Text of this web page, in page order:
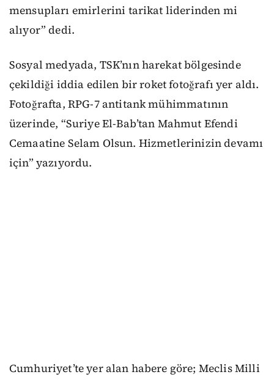
mensupları emirlerini tarikat liderinden mi
alıyor” dedi.
Sosyal medyada, TSK’nın harekat bölgesinde
çekildiği iddia edilen bir roket fotoğrafı yer aldı.
Fotoğrafta, RPG-7 antitank mühimmatının
üzerinde, “Suriye El-Bab’tan Mahmut Efendi
Cemaatine Selam Olsun. Hizmetlerinizin devamı
için” yazıyordu.
Cumhuriyet’te yer alan habere göre; Meclis Milli